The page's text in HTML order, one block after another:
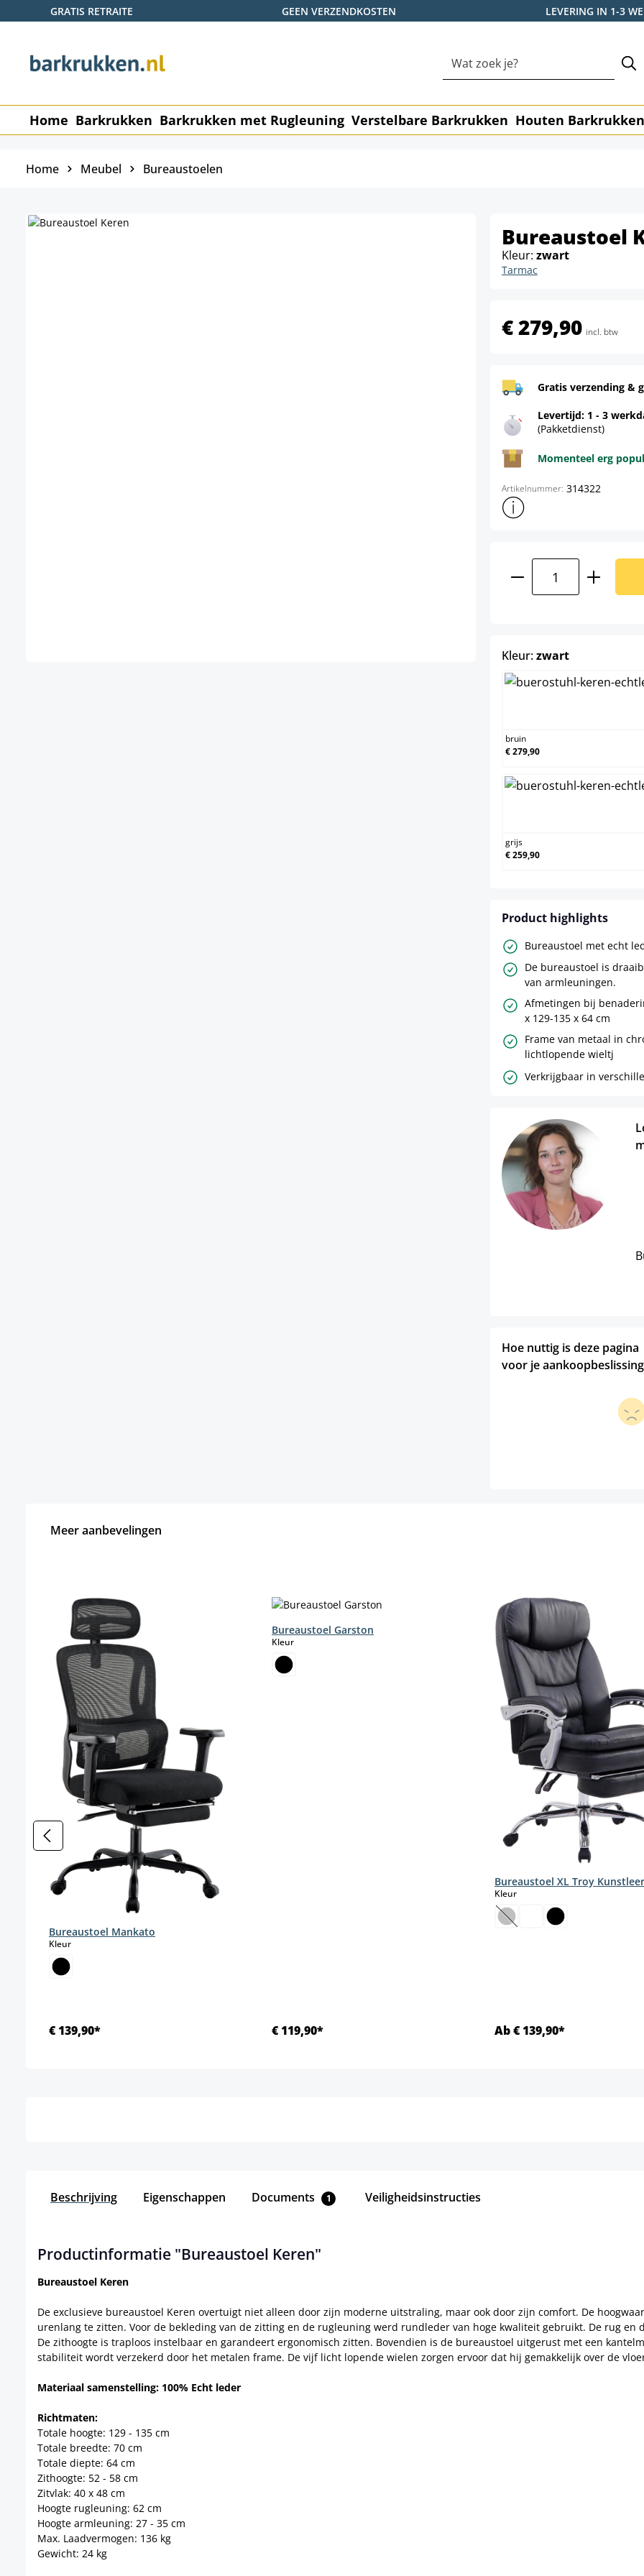
de hoofdinhoud
Ga naar de zoekopdracht
Ga naar de hoofdnavigatie
GRATIS RETRAITE GEEN VERZENDKOSTEN LEVERING IN 1-3
Home Barkrukken Barkrukken met Rugleuning Verstelbare Barkrukken Houten Barkrukken
Home Meubel Bureaustoelen
Bureaustoel
Kleur: zwart
Tarmac
€ 279,90 incl. btw
Gratis verzending &
Levertijd: 1 - 3
(Pakketdienst)
Momenteel erg
Artikelnummer: 314322
Toon meer productinformatie
Kleur:zwartselect
bruin
€ 279,90
grijs
€ 259,90
Product highlights
Bureaustoel met echt
De bureaustoel is
van armleuningen.
Afmetingen bij
x 129-135 x 64 cm
Frame van metaal in
lichtlopende wieltj
Verkrijgbaar in
Hoe nuttig is deze pagina
voor je
Meer aanbevelingen
Bureaustoel Mankato
Kleurselect
€ 139,90*
Bureaustoel Garston
Kleurselect
€ 119,90*
Bureaustoel XL Troy Kunstleer
Kleurselect
(Deze optie is momenteel
Ab € 139,90*
Beschrijving Eigenschappen Documents 1 Veiligheidsinstructies
Productinformatie "Bureaustoel Keren"
Bureaustoel Keren
De exclusieve bureaustoel Keren overtuigt niet alleen door zijn moderne uitstraling, maar ook door zijn comfort. De
urenlang te zitten. Voor de bekleding van de zitting en de rugleuning werd rundleder van hoge kwaliteit gebruikt. De rug
De zithoogte is traploos instelbaar en garandeert ergonomisch zitten. Bovendien is de bureaustoel uitgerust met een
stabiliteit wordt verzekerd door het metalen frame. De vijf licht lopende wielen zorgen ervoor dat hij gemakkelijk over de
Materiaal samenstelling: 100% Echt leder
Richtmaten:
Totale hoogte: 129 - 135 cm
Totale breedte: 70 cm
Totale diepte: 64 cm
Zithoogte: 52 - 58 cm
Zitvlak: 40 x 48 cm
Hoogte rugleuning: 62 cm
Hoogte armleuning: 27 - 35 cm
Max. Laadvermogen: 136 kg
Gewicht: 24 kg